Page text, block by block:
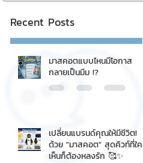
Recent Posts
มาสคอตแบบไหนมีโอกาส
กลายเป็นมีม !?
เปลี่ยนแบรนด์คุณให้มีชีวิต!
ด้วย "มาสคอต" สุดคิวท์ที่ใคร
เห็นก็ต้องหลงรัก 🥰✨